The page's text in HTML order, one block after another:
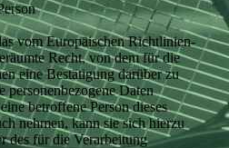
vom Europäischen Richtlinien-
Recht, von dem für die
eine Bestätigung darüber zu
personenbezogene Daten
betroffene Person dieses
nehmen, kann sie sich hierzu
des für die Verarbeitung